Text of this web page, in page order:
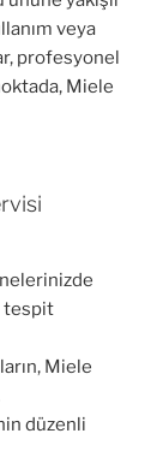
veya
profesyonel
Miele
tespit
Miele
düzenli